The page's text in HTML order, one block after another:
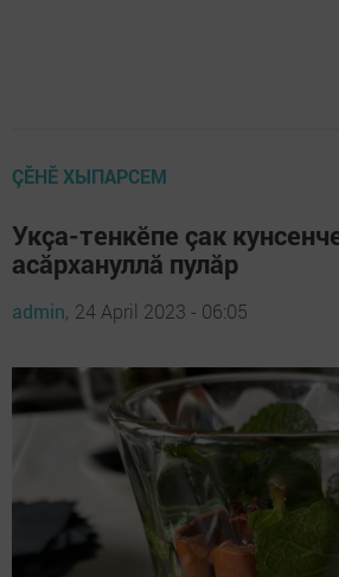
ÇӖНӖ ХЫПАРСЕМ
Укçа-тенкӗпе çак
асăрхануллă пулăр
admin, 24 April 2023 - 06:05